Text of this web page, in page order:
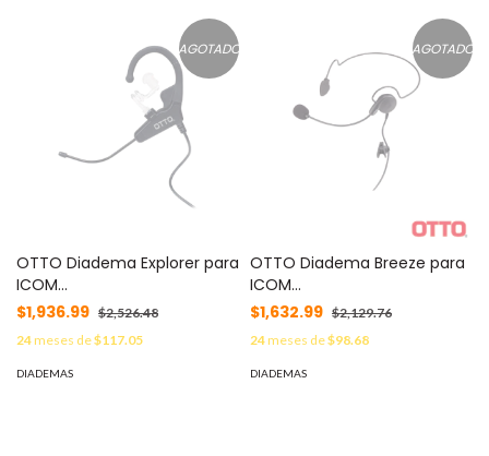
AGOTADO
OTTO Diadema Explorer para
ICOM
ICF3003/4003/3013/4013/3021/4021
MOD: V4-EX2CS5
$1,936.99 $2,526.48
24meses de$117.05
DIADEMAS
AGOTADO
OTTO Diadema Breeze para
ICOM
ICF3003/4003/3013/4013/3021/
MOD: V4-BA2CS5
$1,632.99 $2,129.76
24meses de$98.68
DIADEMAS